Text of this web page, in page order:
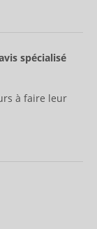
spécialisé
à faire leur